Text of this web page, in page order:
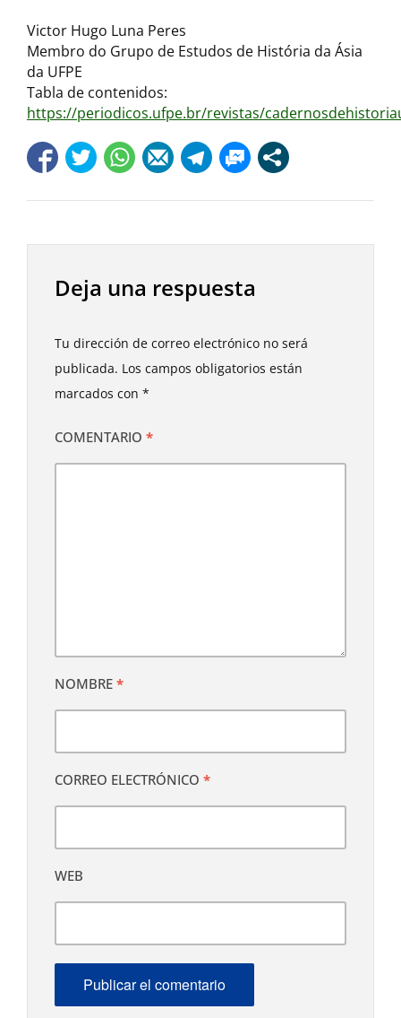
Victor Hugo Luna Peres
Membro do Grupo de Estudos de História da Ásia
da UFPE
Tabla de contenidos:
https://periodicos.ufpe.br/revistas/
Deja una respuesta
Tu dirección de correo electrónico no será
publicada. Los campos obligatorios están
marcados con *
COMENTARIO *
NOMBRE *
CORREO ELECTRÓNICO *
WEB